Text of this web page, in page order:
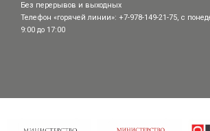
Без перерывов и выходных
Телефон «горячей линии»: +7-978-149-21-75, с
9:00 до 17:00